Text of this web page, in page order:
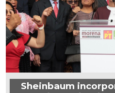
Sheinbaum